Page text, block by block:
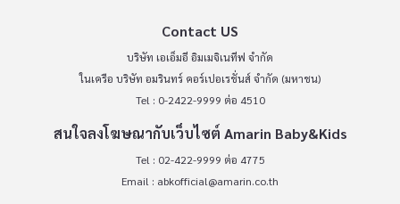
Contact US
บริษัท เอเอ็มอี อิมเมจิเนทีฟ จำกัด
ในเครือ บริษัท อมรินทร์ คอร์เปอเรชั่นส์ จำกัด (มหาชน)
Tel : 0-2422-9999 ต่อ 4510
สนใจลงโฆษณากับเว็บไซต์ Amarin Baby&Kids
Tel : 02-422-9999 ต่อ 4775
Email : abkofficial@amarin.co.th